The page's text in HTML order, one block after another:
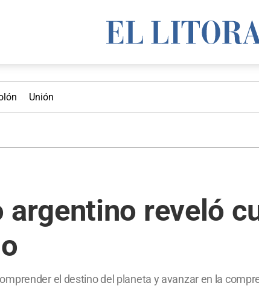
Unión
reveló
el destino del planeta y avanzar en la